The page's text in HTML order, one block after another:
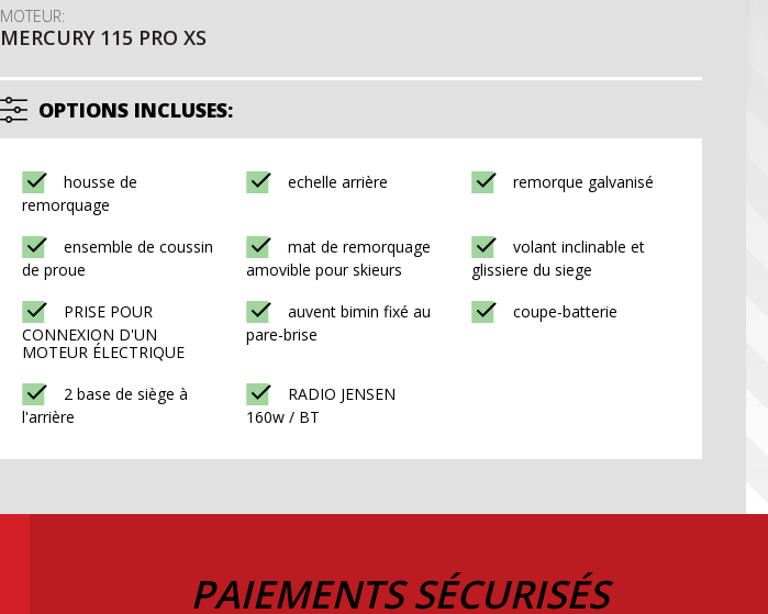
MOTEUR:
MERCURY 115 PRO XS
OPTIONS INCLUSES:
housse de
remorquage
echelle arrière remorque galvanisé
ensemble de coussin
de proue
mat de remorquage
amovible pour skieurs
volant inclinable et
glissiere du siege
PRISE POUR
CONNEXION D'UN
MOTEUR ÉLECTRIQUE
auvent bimin fixé au
pare-brise
coupe-batterie
2 base de siège à
l'arrière
RADIO JENSEN
160w / BT
PAIEMENTS SÉCURISÉS